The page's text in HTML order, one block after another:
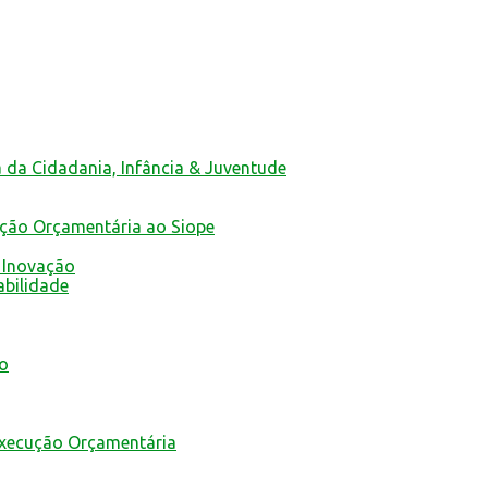
Cidadania, Infância & Juventude
Orçamentária ao Siope
Orçamentária